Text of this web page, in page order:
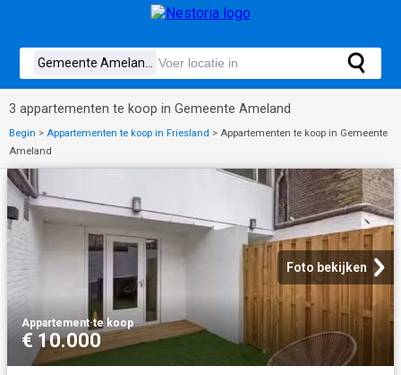
3 appartementen te koop in Gemeente Ameland
Begin > Appartementen te koop in Friesland > Appartementen te koop in Gemeente
Ameland
Foto bekijken
Appartement·te koop
€ 10.000